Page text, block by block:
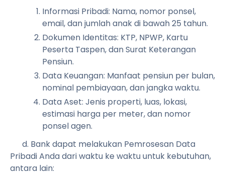
Informasi Pribadi: Nama, nomor ponsel,
email, dan jumlah anak di bawah 25 tahun.
Dokumen Identitas: KTP, NPWP, Kartu
Peserta Taspen, dan Surat Keterangan
Pensiun.
Data Keuangan: Manfaat pensiun per bulan,
nominal pembiayaan, dan jangka waktu.
Data Aset: Jenis properti, luas, lokasi,
estimasi harga per meter, dan nomor
ponsel agen.
d. Bank dapat melakukan Pemrosesan Data
Pribadi Anda dari waktu ke waktu untuk kebutuhan,
antara lain: